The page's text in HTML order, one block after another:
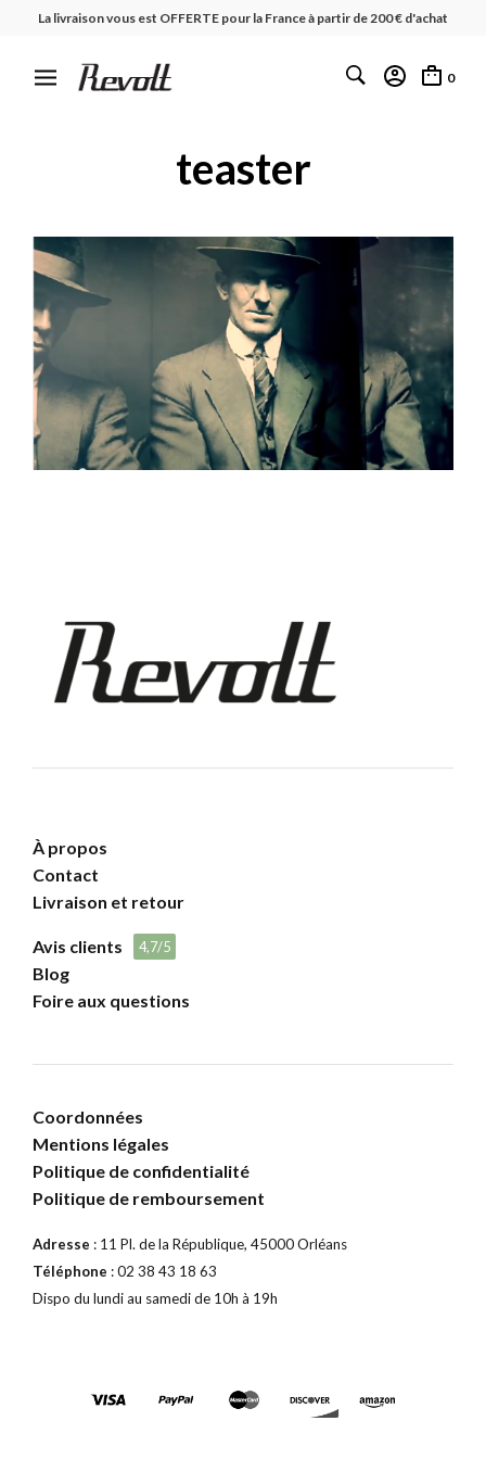
La livraison vous est OFFERTE pour la France à partir de 200 € d'achat
0
teaster
À propos
Contact
Livraison et retour
Avis clients 4,7/5
Blog
Foire aux questions
Coordonnées
Mentions légales
Politique de confidentialité
Politique de remboursement
Adresse : 11 Pl. de la République, 45000 Orléans
Téléphone : 02 38 43 18 63
Dispo du lundi au samedi de 10h à 19h